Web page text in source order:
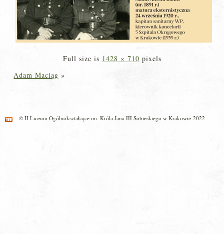
Full size is 1428 × 710 pixels
Adam Maciąg »
© II Liceum Ogólnokształcące im. Króla Jana III Sobieskiego w Krakowie 2022